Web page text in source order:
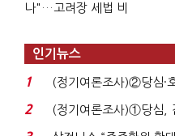
나"…고려장 세법 비
인기뉴스
1
(정기여론조사)②당심·
청래 '초접전'...
2
(정기여론조사)①당심,
'초접전'…대통령 ...